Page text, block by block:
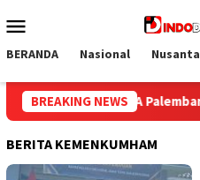
ke
Mobile
BERANDA Nasional
BREAKING NEWS
Baru, Lapas Palembang
BERITA KEMENKUMHAM